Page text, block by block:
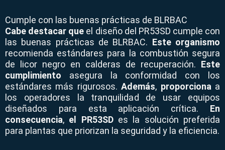
Cumple con las buenas prácticas de BLRBAC
Cabe destacar que el diseño del PR53SD cumple con
las buenas prácticas de BLRBAC. Este organismo
recomienda estándares para la combustión segura
de licor negro en calderas de recuperación. Este
cumplimiento asegura la conformidad con los
estándares más rigurosos.Además, proporciona a
los operadores la tranquilidad de usar equipos
diseñados para esta aplicación crítica. En
consecuencia, el PR53SDes la solución preferida
para plantas que priorizan la seguridad y la eficiencia.